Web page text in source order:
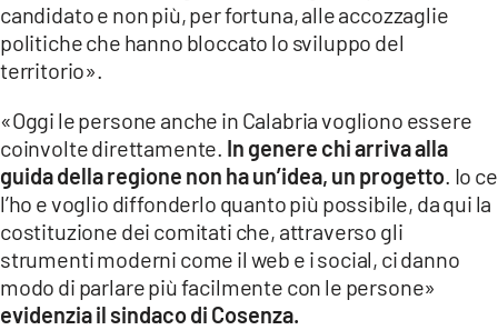
candidato e non più, per fortuna, alle accozzaglie
politiche che hanno bloccato lo sviluppo del
territorio».
«Oggi le persone anche in Calabria vogliono essere
coinvolte direttamente. In genere chi arriva alla
guida della regione non ha un’idea, un progetto. Io ce
l’ho e voglio diffonderlo quanto più possibile, da qui la
costituzione dei comitati che, attraverso gli
strumenti moderni come il web e i social, ci danno
modo di parlare più facilmente con le persone»
evidenzia il sindaco di Cosenza.